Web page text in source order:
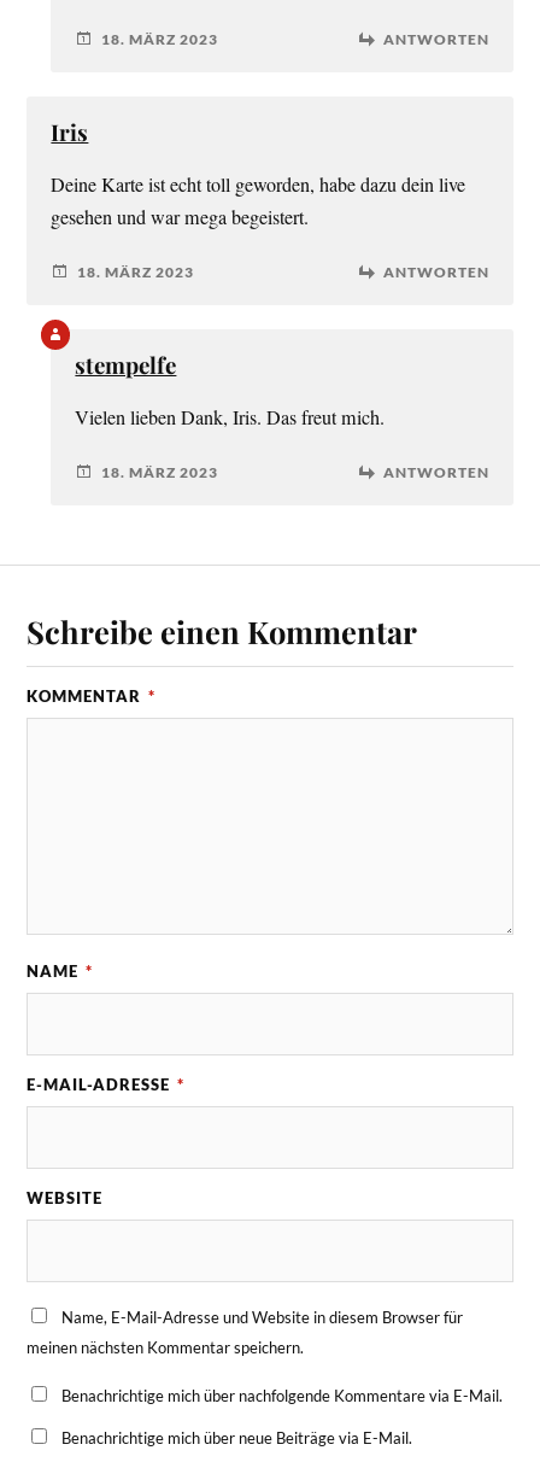
18. MÄRZ 2023 ANTWORTEN
Iris
Deine Karte ist echt toll geworden, habe dazu dein live
gesehen und war mega begeistert.
18. MÄRZ 2023 ANTWORTEN
stempelfe
Vielen lieben Dank, Iris. Das freut mich.
18. MÄRZ 2023 ANTWORTEN
Schreibe einen Kommentar
KOMMENTAR *
NAME *
E-MAIL-ADRESSE *
WEBSITE
Name, E-Mail-Adresse und Website in diesem Browser für
meinen nächsten Kommentar speichern.
Benachrichtige mich über nachfolgende Kommentare via E-Mail.
Benachrichtige mich über neue Beiträge via E-Mail.